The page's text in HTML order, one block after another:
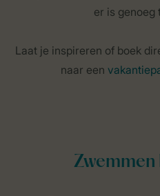
er is genoeg
Laat je inspireren of boek
naar een